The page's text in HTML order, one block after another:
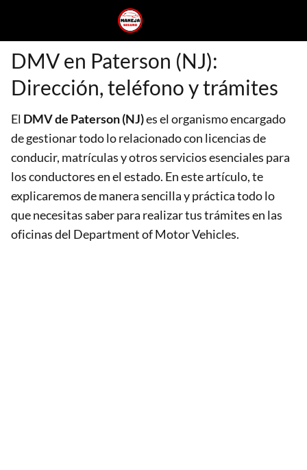
DMV en Paterson (NJ):
Dirección, teléfono y trámites
El DMV de Paterson (NJ)es el organismo encargado
de gestionar todo lo relacionado con licencias de
conducir, matrículas y otros servicios esenciales para
los conductores en el estado. En este artículo, te
explicaremos de manera sencilla y práctica todo lo
que necesitas saber para realizar tus trámites en las
oficinas del Department of Motor Vehicles.